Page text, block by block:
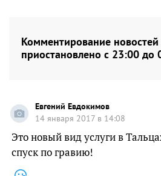
Комментирование новостей
приостановлено с 23:00 до
Евгений Евдокимов
14 января 2017 в 14:08
Это новый вид услуги в
спуск по гравию!